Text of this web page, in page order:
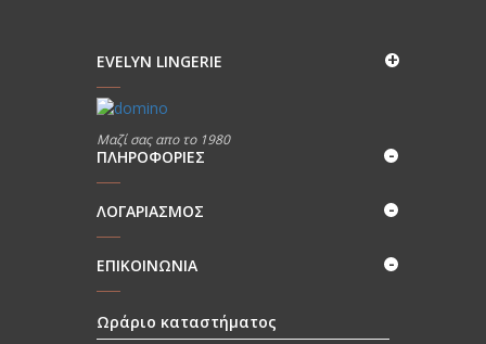
€31,05.
EVELYN LINGERIE
Μαζί σας απο το 1980
ΠΛΗΡΟΦΟΡΊΕΣ
ΛΟΓΑΡΙΑΣΜΟΣ
ΕΠΙΚΟΙΝΩΝΊΑ
Ωράριο καταστήματος